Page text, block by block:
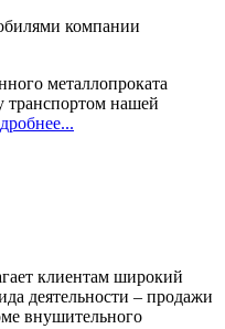
компании
металлопроката
транспортом нашей
клиентам широкий
деятельности – продажи
внушительного